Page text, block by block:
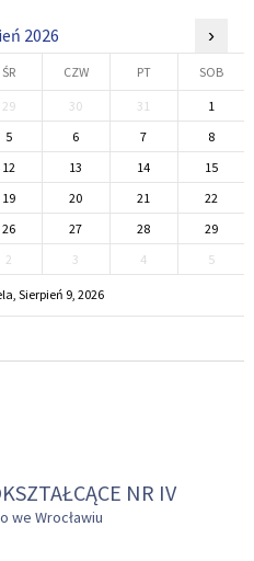
2026 ›
ŚR CZW PT SOB
29 30 31
1
5 6 7
8
12 13 14
15
19 20 21
22
26 27 28
29
2 3 4 5
Sierpień 9, 2026
NR IV
we Wrocławiu